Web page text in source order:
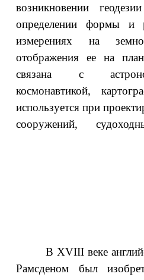
возникновении
определении формы и
измерениях на
отображения ее на
связана с
космонавтикой,
используется при
сооружений,
веке английским
Рамсденом был